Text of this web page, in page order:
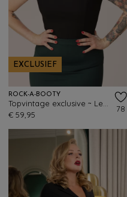
EXCLUSIEF
ROCK-A-BOOTY
€ 59,95
78